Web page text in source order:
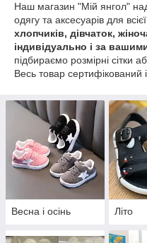
Наш магазин "Мій янгол"
одягу та аксесуарів для
хлопчиків, дівчаток,
індивідуально і за
підбираємо розмірні сітки
Весь товар сертифікований і
Весна і осінь Літо